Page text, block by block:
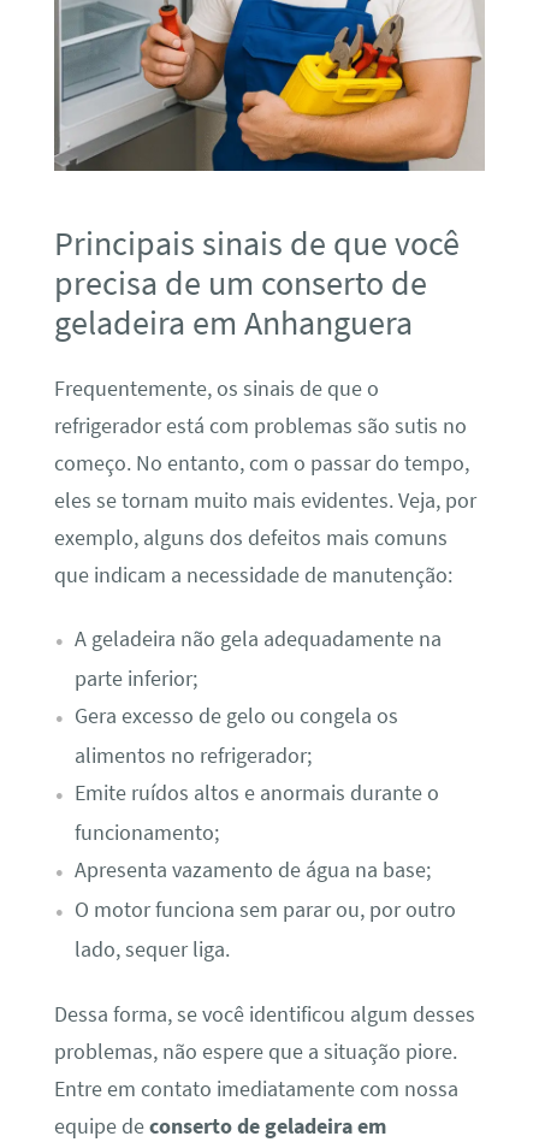
Principais sinais de que você
precisa de um conserto de
geladeira em Anhanguera
Frequentemente, os sinais de que o
refrigerador está com problemas são sutis no
começo. No entanto, com o passar do tempo,
eles se tornam muito mais evidentes. Veja, por
exemplo, alguns dos defeitos mais comuns
que indicam a necessidade de manutenção:
A geladeira não gela adequadamente na
parte inferior;
Gera excesso de gelo ou congela os
alimentos no refrigerador;
Emite ruídos altos e anormais durante o
funcionamento;
Apresenta vazamento de água na base;
O motor funciona sem parar ou, por outro
lado, sequer liga.
Dessa forma, se você identificou algum desses
problemas, não espere que a situação piore.
Entre em contato imediatamente com nossa
equipe deconserto de geladeira em